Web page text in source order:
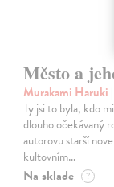
Město a
Murakami Haruki
Ty jsi to byla, kdo
dlouho očekávaný
autorovu starší
kultovním…
Na sklade ?